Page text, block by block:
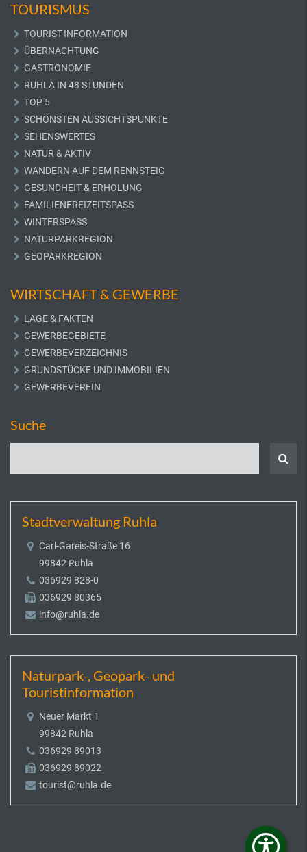
TOURISMUS
TOURIST-INFORMATION
ÜBERNACHTUNG
GASTRONOMIE
RUHLA IN 48 STUNDEN
TOP 5
SCHÖNSTEN AUSSICHTSPUNKTE
SEHENSWERTES
NATUR & AKTIV
WANDERN AUF DEM RENNSTEIG
GESUNDHEIT & ERHOLUNG
FAMILIENFREIZEITSPASS
WINTERSPASS
NATURPARKREGION
GEOPARKREGION
WIRTSCHAFT & GEWERBE
LAGE & FAKTEN
GEWERBEGEBIETE
GEWERBEVERZEICHNIS
GRUNDSTÜCKE UND IMMOBILIEN
GEWERBEVEREIN
Suche
Stadtverwaltung Ruhla
Carl-Gareis-Straße 16
99842 Ruhla
036929 828-0
036929 80365
info@ruhla.de
Naturpark-, Geopark- und
Touristinformation
Neuer Markt 1
99842 Ruhla
036929 89013
036929 89022
tourist@ruhla.de